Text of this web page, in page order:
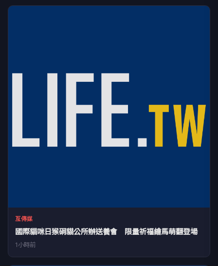
互傳媒
國際貓咪日猴硐貓公所辦送養會 限量祈福繪馬萌翻登場
1小時前